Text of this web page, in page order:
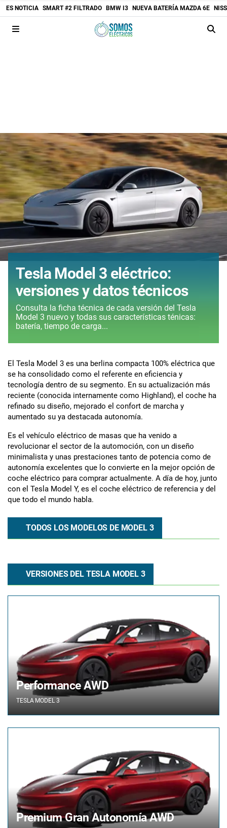
ES NOTICIA SMART #2 FILTRADO BMW I3 NUEVA BATERÍA MAZDA 6E
Tesla Model 3 eléctrico:
versiones y datos técnicos
Consulta la ficha técnica de cada versión del Tesla
Model 3 nuevo y todas sus características ténicas:
batería, tiempo de carga...
El Tesla Model 3 es una berlina compacta 100% eléctrica que
se ha consolidado como el referente en eficiencia y
tecnología dentro de su segmento. En su actualización más
reciente (conocida internamente como Highland), el coche ha
refinado su diseño, mejorado el confort de marcha y
aumentado su ya destacada autonomía.
Es el vehículo eléctrico de masas que ha venido a
revolucionar el sector de la automoción, con un diseño
minimalista y unas prestaciones tanto de potencia como de
autonomía excelentes que lo convierte en la mejor opción de
coche eléctrico para comprar actualmente. A día de hoy, junto
con el Tesla Model Y, es el coche eléctrico de referencia y del
que todo el mundo habla.
TODOS LOS MODELOS DE MODEL 3
VERSIONES DEL TESLA MODEL 3
TESLA MODEL 3
Performance AWD
Premium Gran Autonomía AWD